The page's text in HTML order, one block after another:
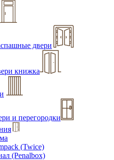
двери
книжка
и перегородки
(Twice)
(Penalbox)